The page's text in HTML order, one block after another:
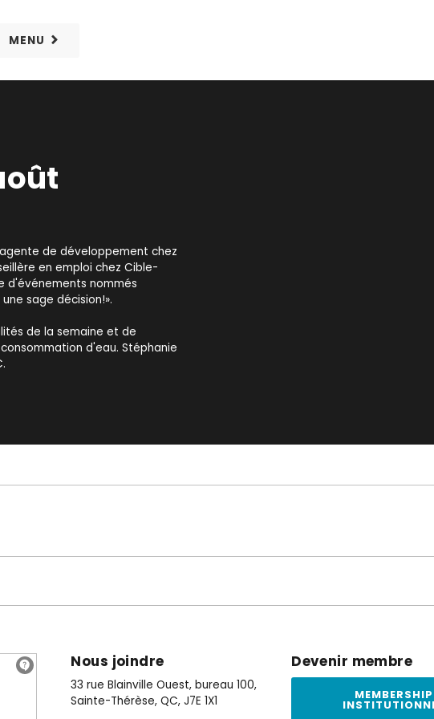
MENU
de développement chez
en emploi chez Cible-
d'événements nommés
sage décision!».
de la semaine et de
d'eau. Stéphanie
Nous joindre
33 rue Blainville Ouest, bureau 100,
Sainte-Thérèse, QC, J7E 1X1
Devenir membre
MEMBERSHIP